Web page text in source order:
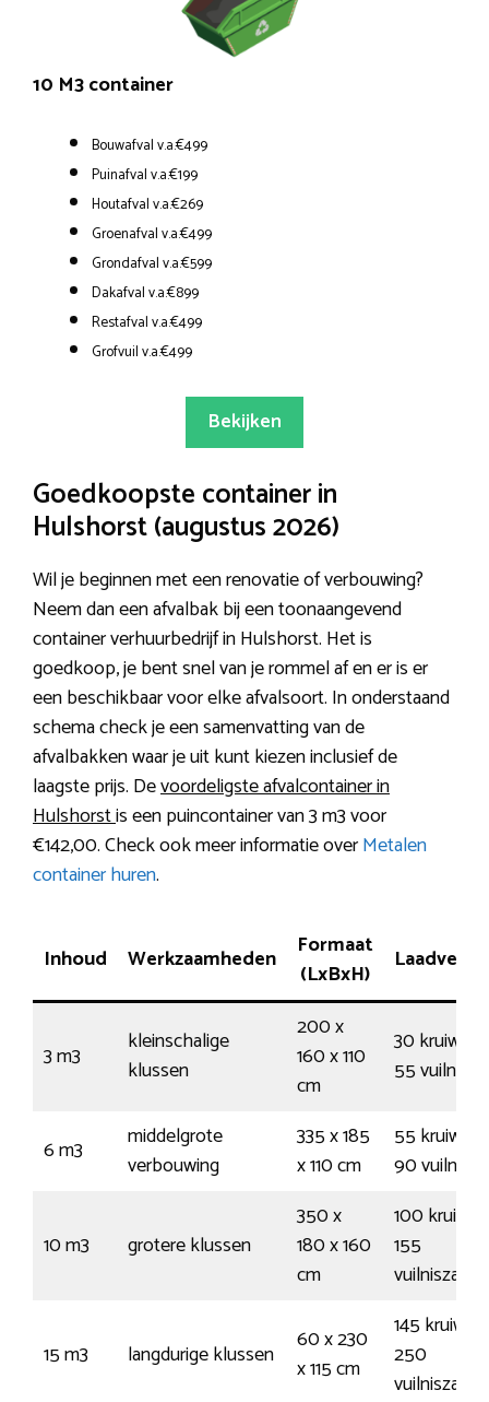
10 M3 container
Bouwafval v.a.€499
Puinafval v.a.€199
Houtafval v.a.€269
Groenafval v.a.€499
Grondafval v.a.€599
Dakafval v.a.€899
Restafval v.a.€499
Grofvuil v.a.€499
Bekijken
Goedkoopste container in
Hulshorst (augustus 2026)
Wil je beginnen met een renovatie of verbouwing?
Neem dan een afvalbak bij een toonaangevend
container verhuurbedrijf in Hulshorst. Het is
goedkoop, je bent snel van je rommel af en er is er
een beschikbaar voor elke afvalsoort. In onderstaand
schema check je een samenvatting van de
afvalbakken waar je uit kunt kiezen inclusief de
laagste prijs. Devoordeligste afvalcontainer in
Hulshorstis een puincontainer van 3 m3 voor
€142,00. Check ook meer informatie overMetalen
container huren.
Inhoud Werkzaamheden
Formaat
(LxBxH)
3 m3
kleinschalige
klussen
200 x
160 x 110
cm
30
55
6 m3
middelgrote
verbouwing
335 x 185
x 110 cm
55
90
10 m3 grotere klussen
350 x
180 x 160
cm
100
155
15 m3 langdurige klussen
60 x 230
x 115 cm
145
250